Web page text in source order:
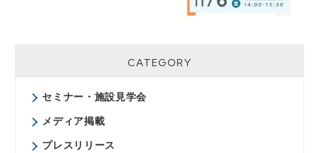
安全管理のために、必要かつ適切な
ONODERA USER RUN 個人情報
お問い合わせフォーム：
run.co.jp/inquiry/
CATEGORY
セミナー・施設見学会
メディア掲載
プレスリリース